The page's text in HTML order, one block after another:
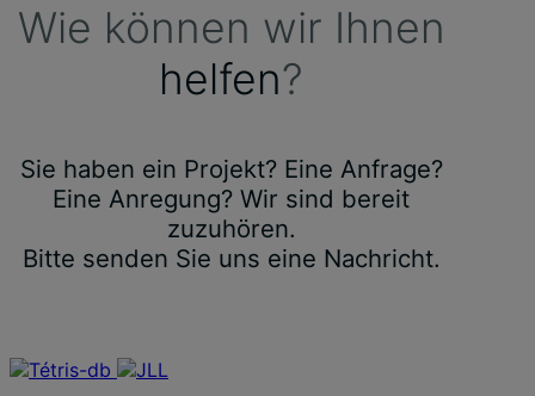
Wie können wir Ihnen
helfen?
Sie haben ein Projekt? Eine Anfrage?
Eine Anregung? Wir sind bereit
zuzuhören.
Bitte senden Sie uns eine Nachricht.